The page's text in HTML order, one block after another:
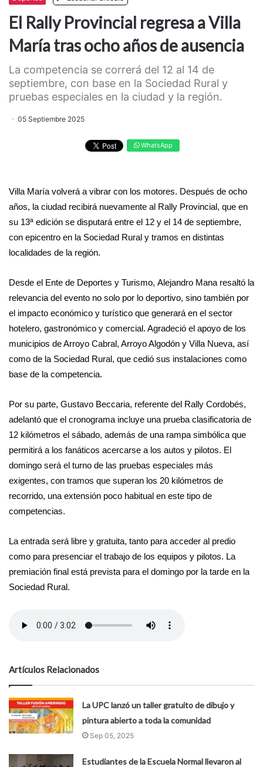
El Rally Provincial regresa a Villa
María tras ocho años de ausencia
La competencia se correrá del 12 al 14 de
septiembre, con base en la Sociedad Rural y
pruebas especiales en la ciudad y la región.
05 Septiembre 2025
WhatsApp
Villa María volverá a vibrar con los motores. Después de ocho
años, la ciudad recibirá nuevamente al Rally Provincial, que en
su 13ª edición se disputará entre el 12 y el 14 de septiembre,
con epicentro en la Sociedad Rural y tramos en distintas
localidades de la región.
Desde el Ente de Deportes y Turismo, Alejandro Mana resaltó la
relevancia del evento no solo por lo deportivo, sino también por
el impacto económico y turístico que generará en el sector
hotelero, gastronómico y comercial. Agradeció el apoyo de los
municipios de Arroyo Cabral, Arroyo Algodón y Villa Nueva, así
como de la Sociedad Rural, que cedió sus instalaciones como
base de la competencia.
Por su parte, Gustavo Beccaria, referente del Rally Cordobés,
adelantó que el cronograma incluye una prueba clasificatoria de
12 kilómetros el sábado, además de una rampa simbólica que
permitirá a los fanáticos acercarse a los autos y pilotos. El
domingo será el turno de las pruebas especiales más
exigentes, con tramos que superan los 20 kilómetros de
recorrido, una extensión poco habitual en este tipo de
competencias.
La entrada será libre y gratuita, tanto para acceder al predio
como para presenciar el trabajo de los equipos y pilotos. La
premiación final está prevista para el domingo por la tarde en la
Sociedad Rural.
Artículos Relacionados
La UPC lanzó un taller gratuito de dibujo y
pintura abierto a toda la comunidad
Sep 05, 2025
Estudiantes de la Escuela Normal llevaron al